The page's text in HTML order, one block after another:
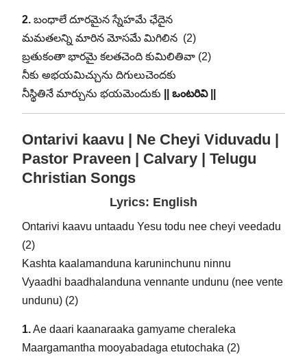
2.బంధాలే దూరమైన స్నేహమే ఛేదైన
మమతలన్ని మారిన మోసమే మిగిలిన (2)
బ్రతుకంతా భారమై కలతచెంది కుమిలితివా (2)
నీకు అభయమిచ్చును దిగులుచెందకు
నీస్థితినే మార్చును భయమెందుకు
|| ఒంటరివి ||
Ontarivi kaavu | Ne Cheyi Viduvadu |
Pastor Praveen | Calvary | Telugu
Christian Songs
Lyrics: English
Ontarivi kaavu untaadu Yesu todu nee cheyi veedadu
(2)
Kashta kaalamanduna karuninchunu ninnu
Vyaadhi baadhalanduna vennante undunu (nee vente
undunu) (2)
1.Ae daari kaanaraaka gamyame cheraleka
Maargamantha mooyabadaga etutochaka (2)